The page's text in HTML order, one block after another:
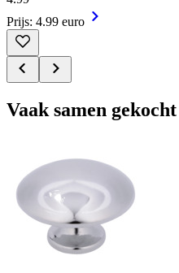
Prijs: 4.99 euro
Vaak samen gekocht